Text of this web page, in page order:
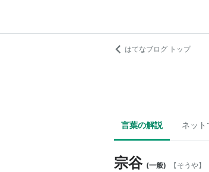
はてなブログ トップ
言葉の解説 ネット
宗谷 (一般) 【そうや】